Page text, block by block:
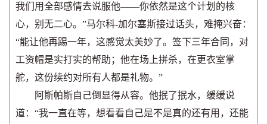
我们用全部感情去说服他——你依然是这个计划的核
心，别无二心。”马尔科-加尔塞斯接过话头，难掩兴奋：
“能让他再踢一年，这感觉太美妙了。签下三年合同，对
工资帽是实打实的帮助；他在场上拼杀，在更衣室掌
舵，这份续约对所有人都是礼物。”
阿斯帕斯自己倒显得从容。他抿了抿水，缓缓说
道：“我一直在等，想看看自己是不是真的还有用，还能